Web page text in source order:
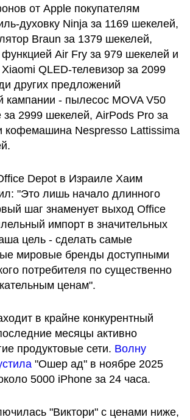
от Apple покупателям
духовку Ninja за 1169 шекелей,
Braun за 1379 шекелей,
функцией Air Fry за 979 шекелей и
QLED-телевизор за 2099
других предложений
кампании - пылесос MOVA V50
за 2999 шекелей, AirPods Pro за
кофемашина Nespresso Lattissima
Depot в Израиле Хаим
"Это лишь начало длинного
шаг знаменует выход Office
импорт в значительных
цель - сделать самые
мировые бренды доступными
потребителя по существенно
ценам".
в крайне конкурентный
месяцы активно
продуктовые сети. Волну
"Ошер ад" в ноябре 2025
5000 iPhone за 24 часа.
"Виктори" с ценами ниже,